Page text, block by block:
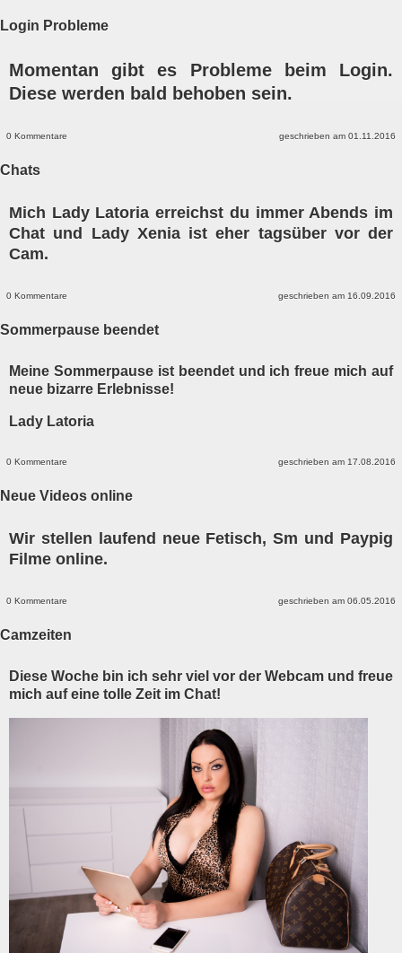
Login Probleme
Momentan gibt es Probleme beim Login.
Diese werden bald behoben sein.
0 Kommentare geschrieben am 01.11.2016
Chats
Mich Lady Latoria erreichst du immer Abends im
Chat und Lady Xenia ist eher tagsüber vor der
Cam.
0 Kommentare geschrieben am 16.09.2016
Sommerpause beendet
Meine Sommerpause ist beendet und ich freue mich auf
neue bizarre Erlebnisse!
Lady Latoria
0 Kommentare geschrieben am 17.08.2016
Neue Videos online
Wir stellen laufend neue Fetisch, Sm und Paypig
Filme online.
0 Kommentare geschrieben am 06.05.2016
Camzeiten
Diese Woche bin ich sehr viel vor der Webcam und freue
mich auf eine tolle Zeit im Chat!